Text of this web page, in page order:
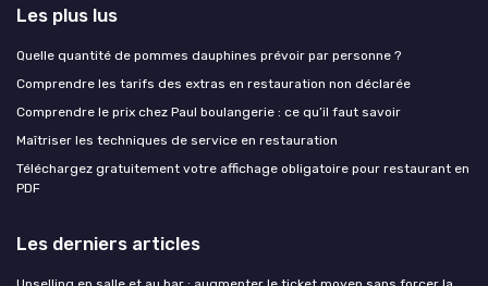
Les plus lus
Quelle quantité de pommes dauphines prévoir par personne ?
Comprendre les tarifs des extras en restauration non déclarée
Comprendre le prix chez Paul boulangerie : ce qu’il faut savoir
Maîtriser les techniques de service en restauration
Téléchargez gratuitement votre affichage obligatoire pour restaurant en
PDF
Les derniers articles